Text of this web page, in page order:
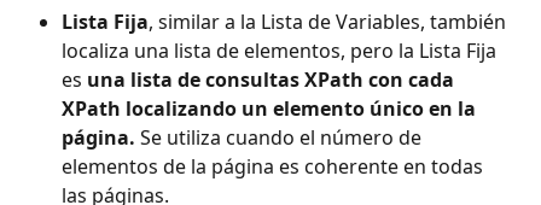
Lista Fija, similar a la Lista de Variables, también
localiza una lista de elementos, pero la Lista Fija
es una lista de consultas XPath con cada
XPath localizando un elemento único en la
página. Se utiliza cuando el número de
elementos de la página es coherente en todas
las páginas.